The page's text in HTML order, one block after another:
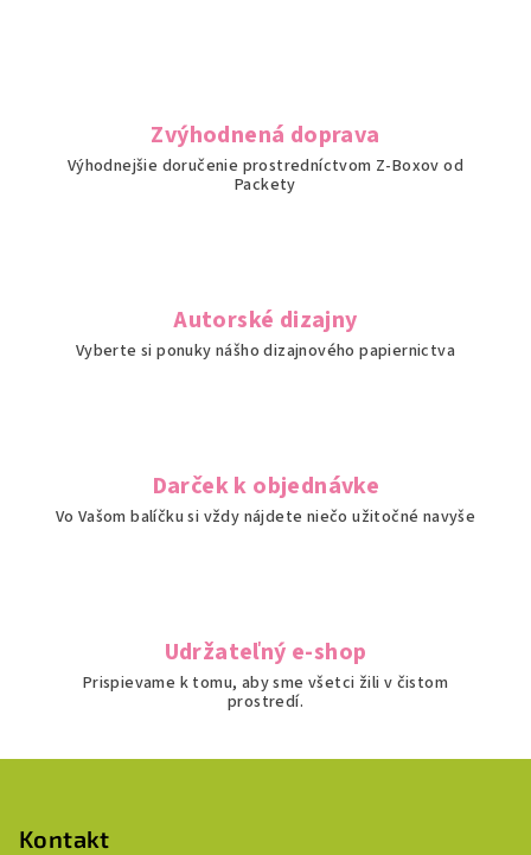
v
k
y
i
s
u
Zvýhodnená doprava
Výhodnejšie doručenie prostredníctvom Z-Boxov od
Packety
Autorské dizajny
Vyberte si ponuky nášho dizajnového papiernictva
Darček k objednávke
Vo Vašom balíčku si vždy nájdete niečo užitočné navyše
Udržateľný e-shop
Prispievame k tomu, aby sme všetci žili v čistom
prostredí.
Kontakt